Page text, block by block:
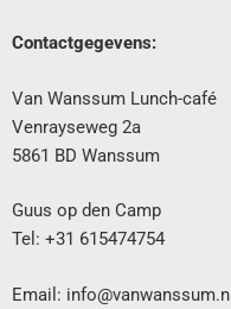
Contactgegevens:
Van Wanssum Lunch-café
Venrayseweg 2a
5861 BD Wanssum
Guus op den Camp
Tel: +31 615474754
Email: info@vanwanssum.nl